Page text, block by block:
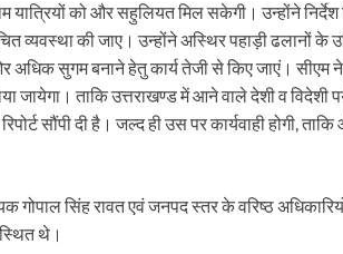
यात्रियों को और सहुलियत मिल सकेगी। उन्होंने
व्यवस्था की जाए। उन्होंने अस्थिर पहाड़ी ढलानों के
अधिक सुगम बनाने हेतु कार्य तेजी से किए जाएं। सीएम
जायेगा। ताकि उत्तराखण्ड में आने वाले देशी व
सौंपी दी है। जल्द ही उस पर कार्यवाही होगी,
गोपाल सिंह रावत एवं जनपद स्तर के वरिष्ठ
थे।